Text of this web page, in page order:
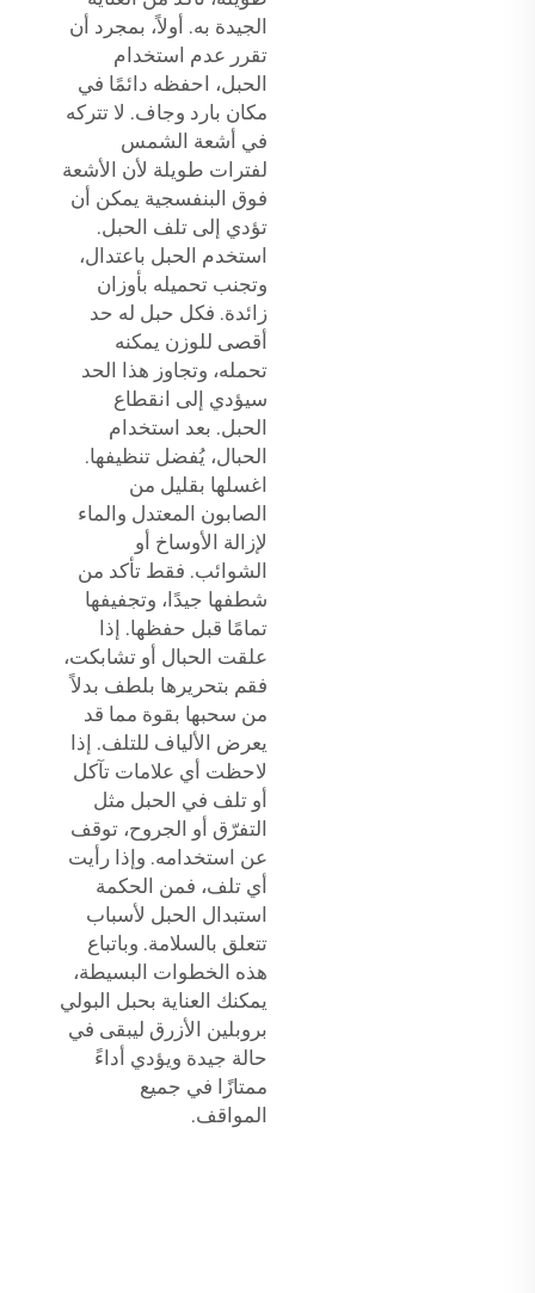
الجيدة به. أولاً، بمجرد أن
تقرر عدم استخدام
الحبل، احفظه دائمًا في
مكان بارد وجاف. لا تتركه
في أشعة الشمس
لفترات طويلة لأن الأشعة
فوق البنفسجية يمكن أن
تؤدي إلى تلف الحبل.
استخدم الحبل باعتدال،
وتجنب تحميله بأوزان
زائدة. فكل حبل له حد
أقصى للوزن يمكنه
تحمله، وتجاوز هذا الحد
سيؤدي إلى انقطاع
الحبل. بعد استخدام
الحبال، يُفضل تنظيفها.
اغسلها بقليل من
الصابون المعتدل والماء
لإزالة الأوساخ أو
الشوائب. فقط تأكد من
شطفها جيدًا، وتجفيفها
تمامًا قبل حفظها. إذا
علقت الحبال أو تشابكت،
فقم بتحريرها بلطف بدلاً
من سحبها بقوة مما قد
يعرض الألياف للتلف. إذا
لاحظت أي علامات تآكل
أو تلف في الحبل مثل
التفرّق أو الجروح، توقف
عن استخدامه. وإذا رأيت
أي تلف، فمن الحكمة
استبدال الحبل لأسباب
تتعلق بالسلامة. وباتباع
هذه الخطوات البسيطة،
يمكنك العناية بحبل البولي
بروبلين الأزرق ليبقى في
حالة جيدة ويؤدي أداءً
ممتازًا في جميع
المواقف.